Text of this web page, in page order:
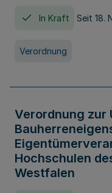
In Kraft Seit 18.
Verordnung
Verordnung zur
Hochschulen
Westfalen